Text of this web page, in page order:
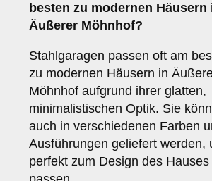
besten zu modernen Häusern
Äußerer Möhnhof?
Stahlgaragen passen oft am
zu modernen Häusern in
Möhnhof aufgrund ihrer glatten,
minimalistischen Optik. Sie
auch in verschiedenen Farben
Ausführungen geliefert werden,
perfekt zum Design des Hauses